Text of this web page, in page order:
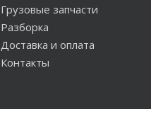
Грузовые запчасти
Разборка
Доставка и оплата
Контакты